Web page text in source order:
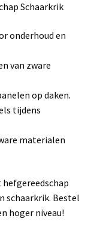
Schaarkrik
onderhoud en
van zware
op daken.
tijdens
materialen
schaarkrik. Bestel
hoger niveau!